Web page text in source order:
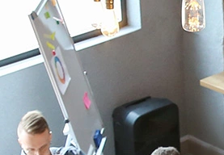
soumises à de fortes variations climatiques.
ou total, provoquent d’importantes
: soulèvements, fissures, affaissements, nids